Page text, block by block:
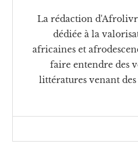
La rédaction
dédiée à la
africaines et
faire entendre des
littératures venant